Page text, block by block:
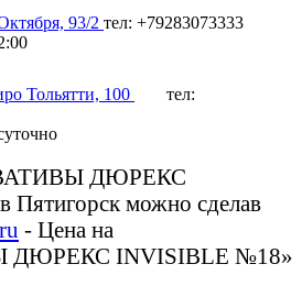
93/2 тел: +79283073333
Тольятти, 100
тел:
ДЮРЕКС
можно сделав
- Цена на
ДЮРЕКС INVISIBLE №18»